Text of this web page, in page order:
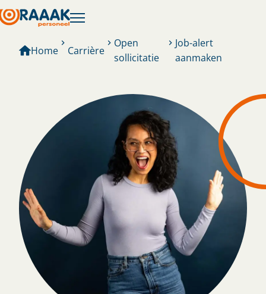
Home Carrière
Open
sollicitatie
Job-alert
aanmaken